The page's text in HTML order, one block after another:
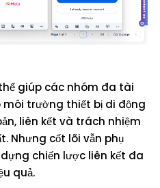
giúp các nhóm đa tài
trường thiết bị di động
liên kết và trách nhiệm
Nhưng cốt lõi vẫn phụ
chiến lược liên kết đa
quả.